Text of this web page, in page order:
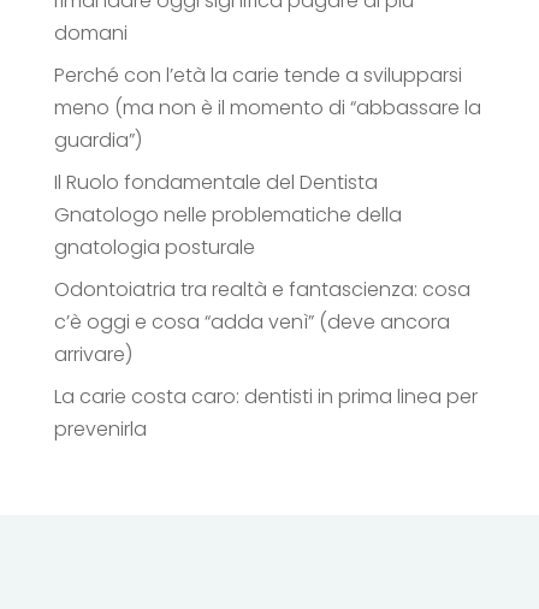
domani
Perché con l’età la carie tende a svilupparsi
meno (ma non è il momento di “abbassare la
guardia”)
Il Ruolo fondamentale del Dentista
Gnatologo nelle problematiche della
gnatologia posturale
Odontoiatria tra realtà e fantascienza: cosa
c’è oggi e cosa “adda venì” (deve ancora
arrivare)
La carie costa caro: dentisti in prima linea per
prevenirla